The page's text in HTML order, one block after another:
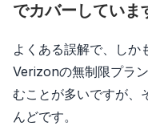
でカバーしていま
よくある誤解で、しか
Verizonの無制限プラ
むことが多いですが、
んどです。